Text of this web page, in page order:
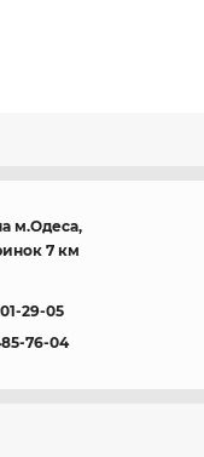
м.Одеса,
7 км
29-05
76-04